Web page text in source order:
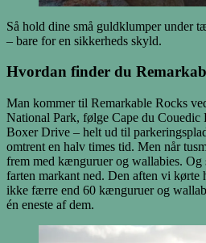
Så hold dine små guldklumper under
– bare for en sikkerheds skyld.
Hvordan finder du
Man kommer til Remarkable Rocks
National Park, følge Cape du Couedic
Boxer Drive – helt ud til
omtrent en halv times tid. Men når
frem med kænguruer og wallabies.
farten markant ned. Den aften vi kørte
ikke færre end 60 kænguruer og
én eneste af dem.